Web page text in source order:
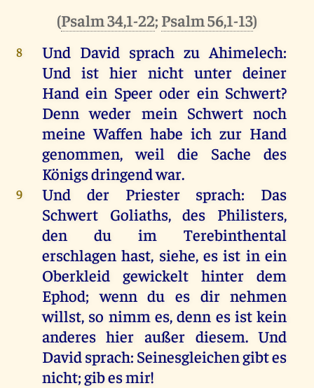
(Psalm 34,1-22; Psalm 56,1-13)
8 Und David sprach zu Ahimelech:
Und ist hier nicht unter deiner
Hand ein Speer oder ein Schwert?
Denn weder mein Schwert noch
meine Waffen habe ich zur Hand
genommen,weil die Sache
des
Königsdringendwar.
9 Und der Priester sprach: Das
Schwert
Goliaths,des Philisters,
den
du im Terebinthental
erschlagen hast, siehe, es ist in ein
Oberkleid
gewickelt hinter
dem
Ephod;wenn du es dir nehmen
willst, so nimm es,denn es ist kein
anderes hier außer diesem.Und
Davidsprach: Seinesgleichengibtes
nicht;gibesmir!